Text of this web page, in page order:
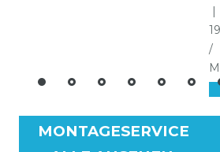
|
/
MONTAGESERVICE